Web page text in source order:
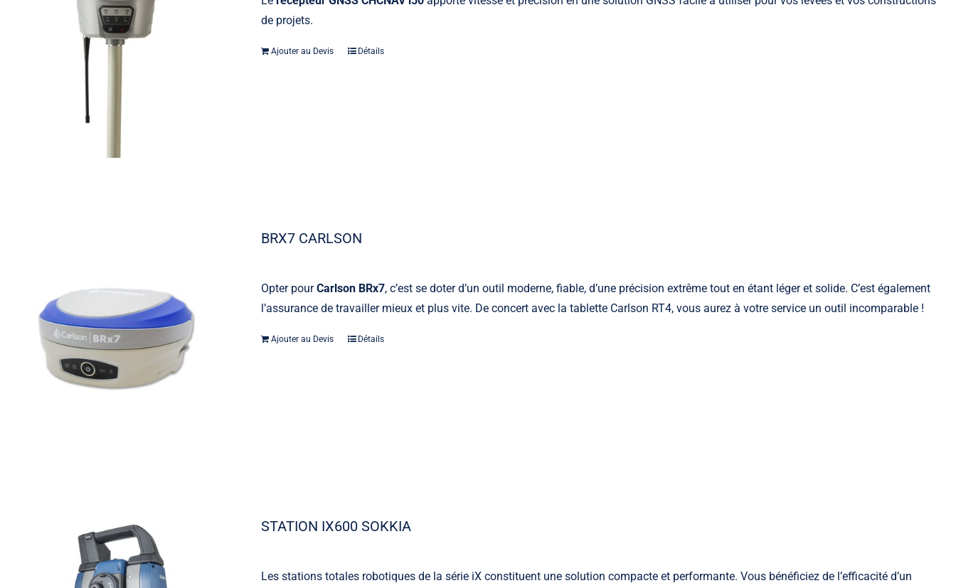
de projets.
Ajouter au Devis Détails
BRX7 CARLSON
Opter pourCarlson BRx7, c’est se doter d’un outil moderne, fiable, d’une précision extrême tout en étant léger et solide. C’est également
l’assurance de travailler mieux et plus vite. De concert avec la tablette Carlson RT4, vous aurez à votre service un outil incomparable !
Ajouter au Devis Détails
STATION IX600 SOKKIA
Les stations totales robotiques de la série iX constituent une solution compacte et performante. Vous bénéficiez de l’efficacité d’un